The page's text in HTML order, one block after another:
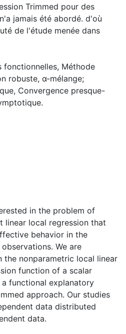
Trimmed pour des
jamais été abordé. d'où
de l'étude menée dans
fonctionnelles, Méthode
robuste, α-mélange;
Convergence presque-
in the problem of
linear local regression that
behavior in the
We are
the nonparametric local linear
function of a scalar
functional explanatory
approach. Our studies
data distributed
data.